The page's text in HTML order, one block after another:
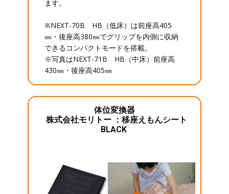
ます。
※NEXT-70B HB（低床）は前座高405
㎜・後座高380㎜でグリップを内側に収納
できるコンパクトモードを搭載。
※写真はNEXT-71B HB（中床）前座高
430㎜・後座高405㎜
体位変換器
株式会社モリトー ：移座えもんシート
BLACK